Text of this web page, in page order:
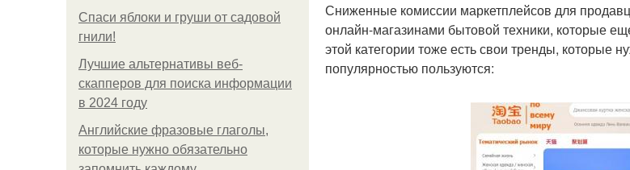
Спаси яблоки и груши от садовой
гнили!
Лучшие альтернативы веб-
скапперов для поиска информации
в 2024 году
Английские фразовые глаголы,
которые нужно обязательно
Товары на амазон Товары в мире
Сниженные комиссии маркетплейсов для
онлайн-магазинами бытовой техники, которые
этой категории тоже есть свои тренды, которые
популярностью пользуются: